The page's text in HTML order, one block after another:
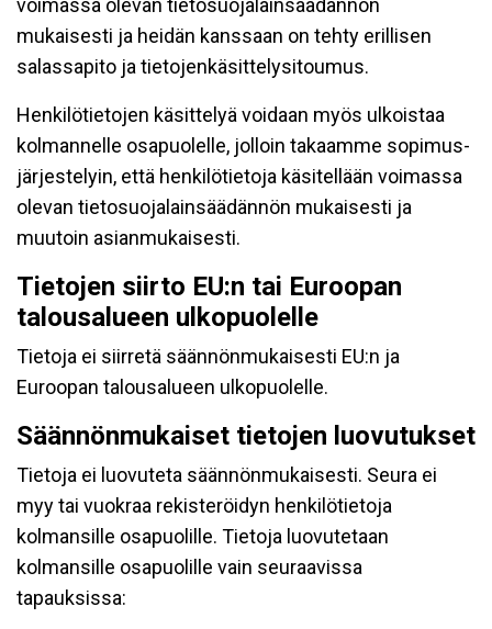
voimassa olevan tietosuojalainsäädännön
mukaisesti ja heidän kanssaan on tehty erillisen
salassapito ja tietojenkäsittelysitoumus.
Henkilötietojen käsittelyä voidaan myös ulkoistaa
kolmannelle osapuolelle, jolloin takaamme sopimus-
järjestelyin, että henkilötietoja käsitellään voimassa
olevan tietosuojalainsäädännön mukaisesti ja
muutoin asianmukaisesti.
Tietojen siirto EU:n tai Euroopan
talousalueen ulkopuolelle
Tietoja ei siirretä säännönmukaisesti EU:n ja
Euroopan talousalueen ulkopuolelle.
Säännönmukaiset tietojen luovutukset
Tietoja ei luovuteta säännönmukaisesti. Seura ei
myy tai vuokraa rekisteröidyn henkilötietoja
kolmansille osapuolille. Tietoja luovutetaan
kolmansille osapuolille vain seuraavissa
tapauksissa: